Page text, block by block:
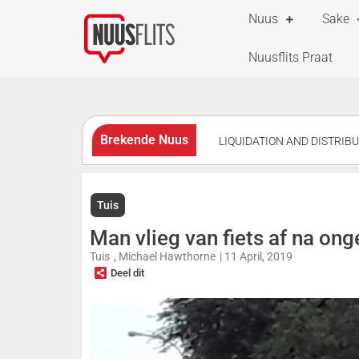
Nuus Sake
Nuusflits Praat
Brekende Nuus LIQUIDATION AND
TERMS OF SECTION 29 OF
OF SECTION 75 OF THE
Tuis
Man vlieg van fiets af na
Tuis , Michael Hawthorne | 11 April, 2019
Deel dit